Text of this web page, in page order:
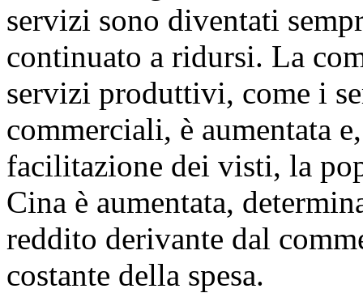
servizi sono diventati
continuato a ridursi. La
servizi produttivi, come i
commerciali, è aumentata
facilitazione dei visti, la
Cina è aumentata,
reddito derivante dal
costante della spesa.